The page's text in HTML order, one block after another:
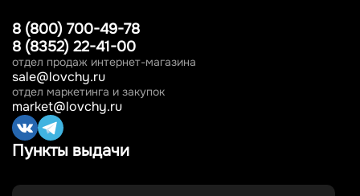
8 (800) 700-49-78
8 (8352) 22-41-00
отдел продаж интернет-магазина
sale@lovchy.ru
отдел маркетинга и закупок
market@lovchy.ru
Пункты выдачи